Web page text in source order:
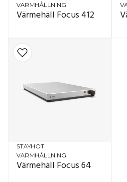
VARMHÅLLNING
Värmehäll Focus 412
STAYHOT
VARMHÅLLNING
Värmehäll Focus 64